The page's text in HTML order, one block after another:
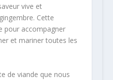
vive et
Cette
pour accompagner
et mariner toutes les
de viande que nous